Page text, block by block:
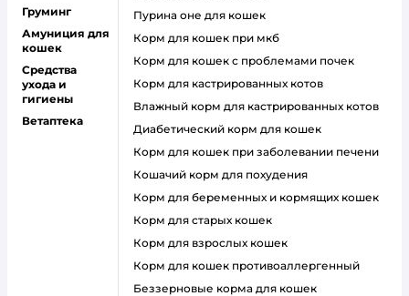
Груминг
Амуниция для
кошек
Средства
ухода и
гигиены
Ветаптека
пурина оне для кошек
корм для кошек при мкб
корм для кошек с проблемами почек
Корм для кастрированных котов
влажный корм для кастрированных котов
диабетический корм для кошек
корм для кошек при заболевании печени
кошачий корм для похудения
корм для беременных и кормящих кошек
корм для старых кошек
корм для взрослых кошек
корм для кошек противоаллергенный
беззерновые корма для кошек